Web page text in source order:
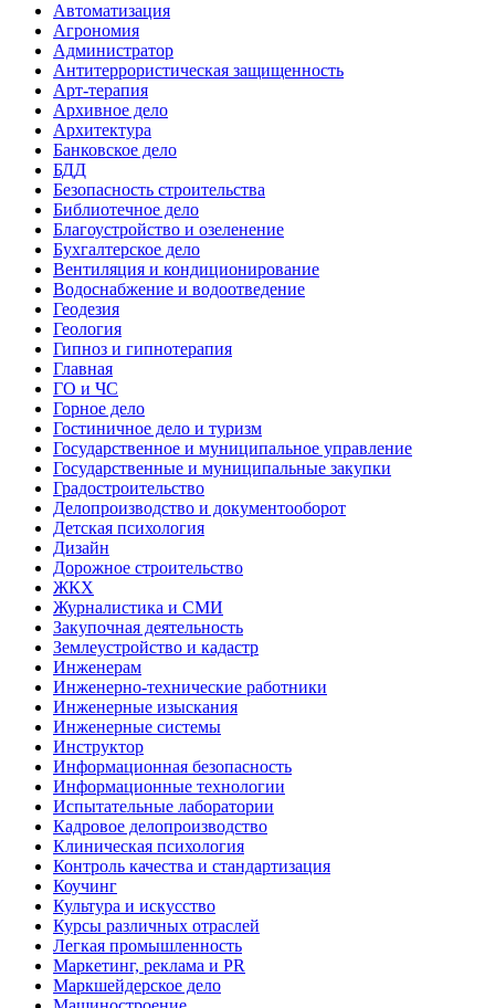
Автоматизация
Агрономия
Администратор
Антитеррористическая защищенность
Арт-терапия
Архивное дело
Архитектура
Банковское дело
БДД
Безопасность строительства
Библиотечное дело
Благоустройство и озеленение
Бухгалтерское дело
Вентиляция и кондиционирование
Водоснабжение и водоотведение
Геодезия
Геология
Гипноз и гипнотерапия
Главная
ГО и ЧС
Горное дело
Гостиничное дело и туризм
Государственное и муниципальное управление
Государственные и муниципальные закупки
Градостроительство
Делопроизводство и документооборот
Детская психология
Дизайн
Дорожное строительство
ЖКХ
Журналистика и СМИ
Закупочная деятельность
Землеустройство и кадастр
Инженерам
Инженерно-технические работники
Инженерные изыскания
Инженерные системы
Инструктор
Информационная безопасность
Информационные технологии
Испытательные лаборатории
Кадровое делопроизводство
Клиническая психология
Контроль качества и стандартизация
Коучинг
Культура и искусство
Курсы различных отраслей
Легкая промышленность
Маркетинг, реклама и PR
Маркшейдерское дело